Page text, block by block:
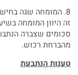
8. המומחה שגה
זה היוון המומחה
סכומים שצברה
מהברחת רכוש.
טענות הנתבעת